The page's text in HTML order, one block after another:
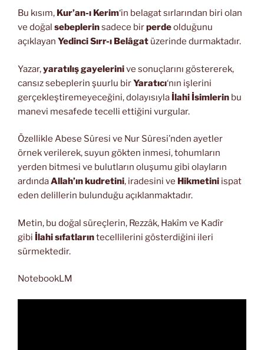
Bu kısım, Kur’an-ı Kerim‘in belagat sırlarından biri olan
ve doğal sebeplerinsadece birperdeolduğunu
açıklayan Yedinci Sırr-ı Belâgat üzerinde durmaktadır.
Yazar,yaratılış gayelerinive sonuçlarını göstererek,
cansız sebeplerin şuurlu birYaratıcı‘nın işlerini
gerçekleştiremeyeceğini, dolayısıyla İlahi İsimlerin bu
manevi mesafede tecelli ettiğini vurgular.
Özellikle Abese Sûresi ve Nur Sûresi’nden ayetler
örnek verilerek, suyun gökten inmesi, tohumların
yerden bitmesi ve bulutların oluşumu gibi olayların
ardındaAllah’ın kudretini, iradesini ve Hikmetini ispat
eden delillerin bulunduğu açıklanmaktadır.
Metin, bu doğal süreçlerin, Rezzâk, Hakîm ve Kadîr
gibi İlahi sıfatlarıntecellilerini gösterdiğini ileri
sürmektedir.
NotebookLM